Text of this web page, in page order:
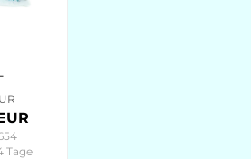
Tage